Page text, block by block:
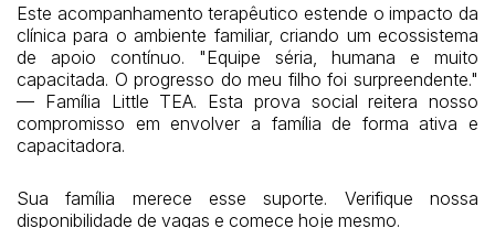
Este acompanhamento terapêutico estende o impacto da
clínica para o ambiente familiar, criando um ecossistema
de apoio contínuo. "Equipe séria, humana e muito
capacitada. O progresso do meu filho foi surpreendente."
— Família Little TEA. Esta prova social reitera nosso
compromisso em envolver a família de forma ativa e
capacitadora.
Sua família merece esse suporte. Verifique nossa
disponibilidade de vagas e comece hoje mesmo.